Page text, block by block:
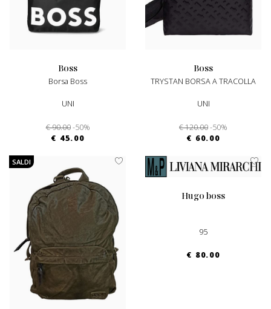
boss
Borsa Boss
UNI
€ 90.00 -50%
€ 45.00
boss
TRYSTAN BORSA A TRACOLLA
UNI
€ 120.00-50%
€ 60.00
SALDI
hugo boss
95
€ 80.00